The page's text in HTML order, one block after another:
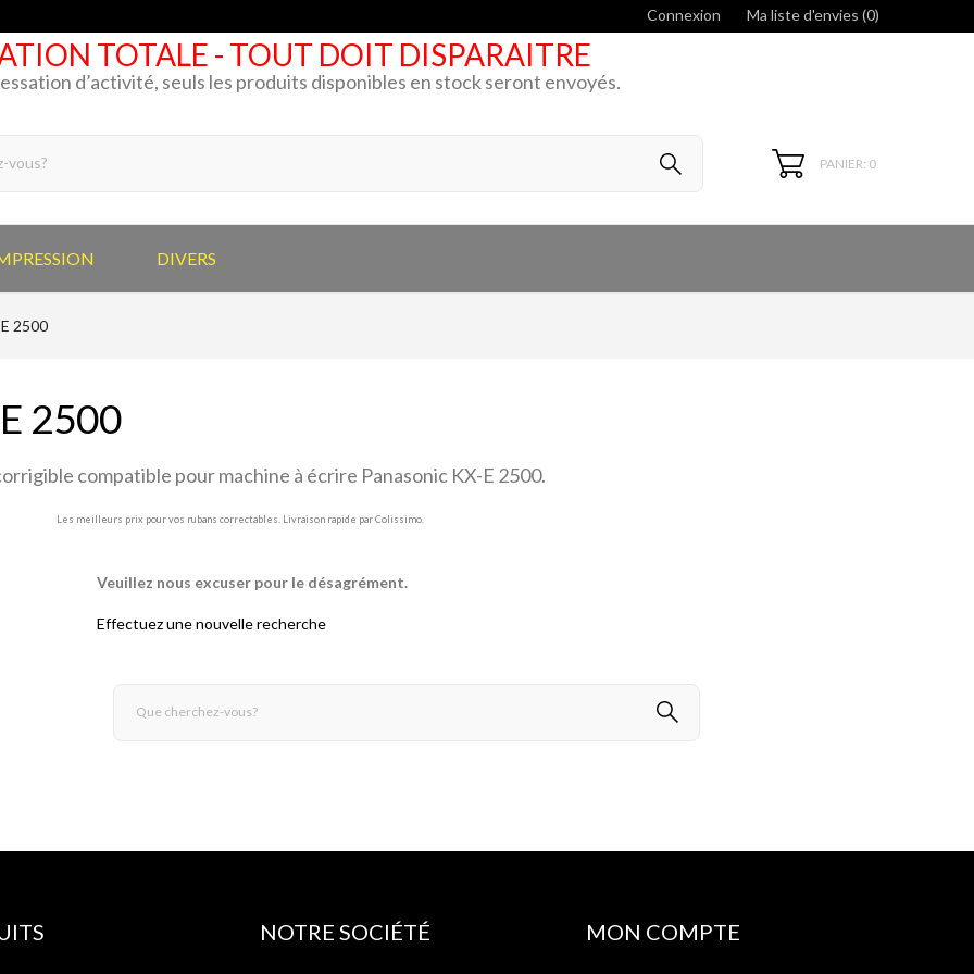
Connexion Ma liste d'envies (0)
TOTALE - TOUT DOIT DISPARAITRE
d’activité, seuls les produits disponibles en stock seront envoyés.
PANIER: 0
DIVERS
2500
2500
compatible pour machine à écrire Panasonic KX-E 2500.
Les meilleurs prix pour vos rubans correctables. Livraison rapide par Colissimo.
Veuillez nous excuser pour le désagrément.
Effectuez une nouvelle recherche
NOTRE SOCIÉTÉ MON COMPTE